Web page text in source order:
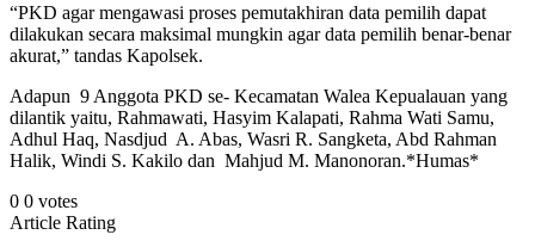
“PKD agar mengawasi proses pemutakhiran data pemilih dapat
dilakukan secara maksimal mungkin agar data pemilih benar-benar
akurat,” tandas Kapolsek.
Adapun 9 Anggota PKD se- Kecamatan Walea Kepualauan yang
dilantik yaitu, Rahmawati, Hasyim Kalapati, Rahma Wati Samu,
Adhul Haq, Nasdjud A. Abas, Wasri R. Sangketa, Abd Rahman
Halik, Windi S. Kakilo dan Mahjud M. Manonoran.*Humas*
0 0 votes
Article Rating